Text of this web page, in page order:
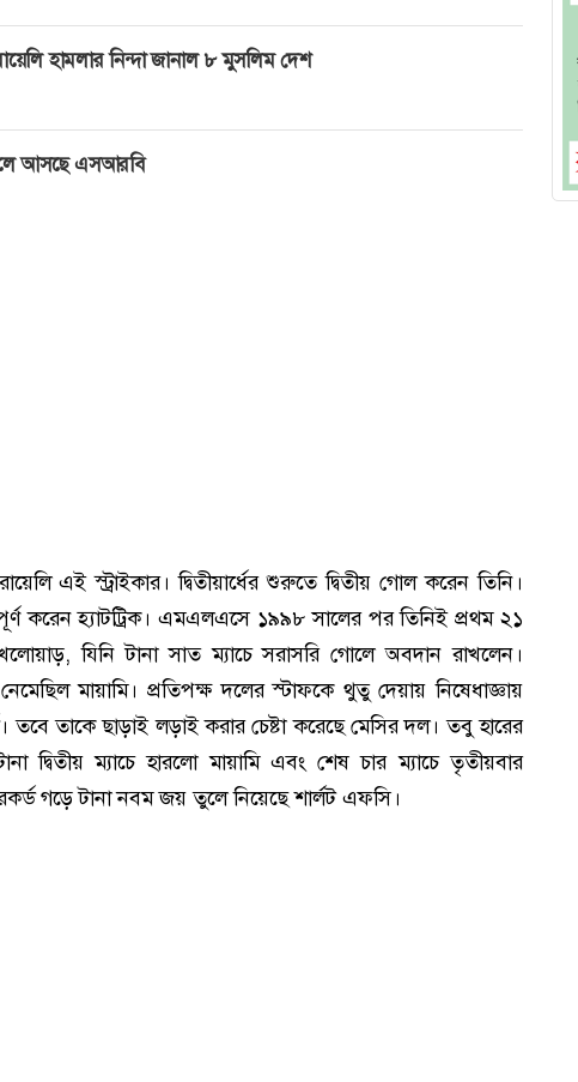
হামলার নিন্দা জানাল ৮ মুসলিম দেশ
আসছে এসআরবি
এই স্ট্রাইকার। দ্বিতীয়ার্ধের শুরুতে দ্বিতীয় গোল করেন তিনি।
করেন হ্যাটট্রিক। এমএলএসে ১৯৯৮ সালের পর তিনিই প্রথম ২১
যিনি টানা সাত ম্যাচে সরাসরি গোলে অবদান রাখলেন।
মায়ামি। প্রতিপক্ষ দলের স্টাফকে থুতু দেয়ায় নিষেধাজ্ঞায়
তাকে ছাড়াই লড়াই করার চেষ্টা করেছে মেসির দল। তবু হারের
দ্বিতীয় ম্যাচে হারলো মায়ামি এবং শেষ চার ম্যাচে তৃতীয়বার
গড়ে টানা নবম জয় তুলে নিয়েছে শার্লট এফসি।